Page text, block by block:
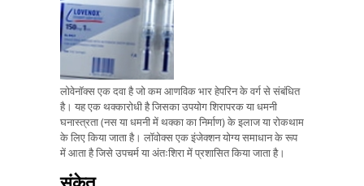
लोवेनॉक्स एक दवा है जो कम आणविक भार हेपरिन के वर्ग से संबंधित
है। यह एक थक्कारोधी है जिसका उपयोग शिरापरक या धमनी
घनास्त्रता (नस या धमनी में थक्का का निर्माण) के इलाज या रोकथाम
के लिए किया जाता है। लॉवोक्स एक इंजेक्शन योग्य समाधान के रूप
में आता है जिसे उपचर्म या अंतःशिरा में प्रशासित किया जाता है।